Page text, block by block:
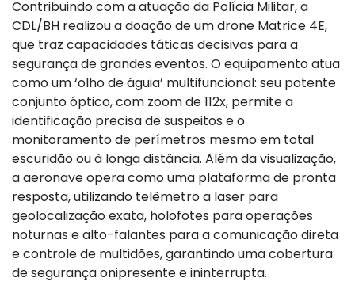
Contribuindo com a atuação da Polícia Militar, a
CDL/BH realizou a doação de um drone Matrice 4E,
que traz capacidades táticas decisivas para a
segurança de grandes eventos. O equipamento atua
como um ‘olho de águia’ multifuncional: seu potente
conjunto óptico, com zoom de 112x, permite a
identificação precisa de suspeitos e o
monitoramento de perímetros mesmo em total
escuridão ou à longa distância. Além da visualização,
a aeronave opera como uma plataforma de pronta
resposta, utilizando telêmetro a laser para
geolocalização exata, holofotes para operações
noturnas e alto-falantes para a comunicação direta
e controle de multidões, garantindo uma cobertura
de segurança onipresente e ininterrupta.